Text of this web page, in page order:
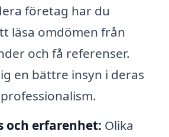
företag har du
läsa omdömen från
och få referenser.
en bättre insyn i deras
och erfarenhet: Olika